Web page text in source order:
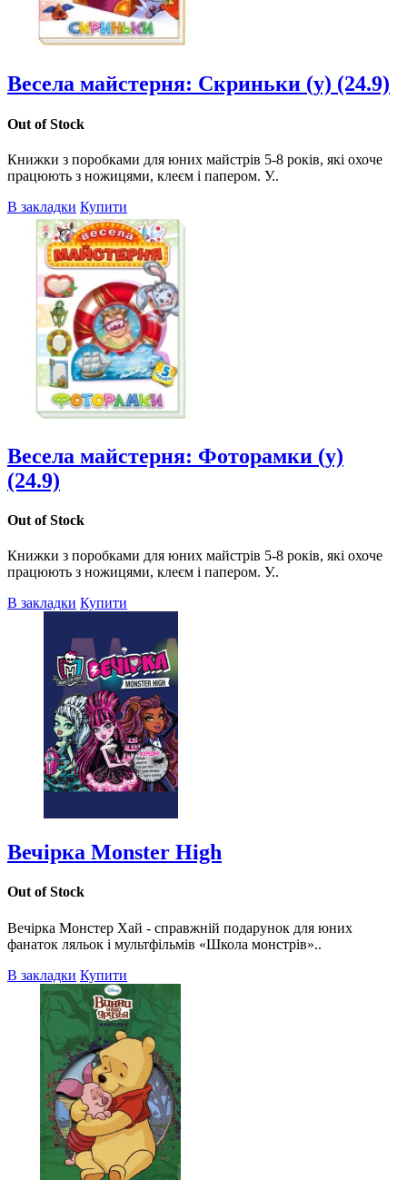
Весела майстерня: Скриньки (у) (24.9)
Out of Stock
Книжки з поробками для юних майстрів 5-8 років, які охоче
працюють з ножицями, клеєм і папером. У..
В закладки Купити
Весела майстерня: Фоторамки (у)
(24.9)
Out of Stock
Книжки з поробками для юних майстрів 5-8 років, які охоче
працюють з ножицями, клеєм і папером. У..
В закладки Купити
Вечірка Monster High
Out of Stock
Вечірка Монстер Хай - справжній подарунок для юних
фанаток ляльок і мультфільмів «Школа монстрів»..
В закладки Купити